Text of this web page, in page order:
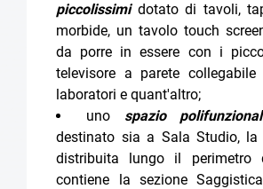
piccolissimidotato di tavoli,
morbide, un tavolo touch
da porre in essere con i
televisore a parete
laboratori e quant'altro;
uno spazio
destinato sia a Sala Studio, la
distribuita lungo il perimetro
contiene la sezione